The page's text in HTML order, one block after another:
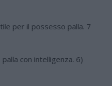
per il possesso palla. 7
con intelligenza. 6)